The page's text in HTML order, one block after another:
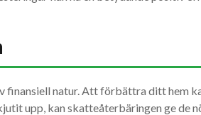
finansiell natur. Att förbättra ditt hem
upp, kan skatteåterbäringen ge de